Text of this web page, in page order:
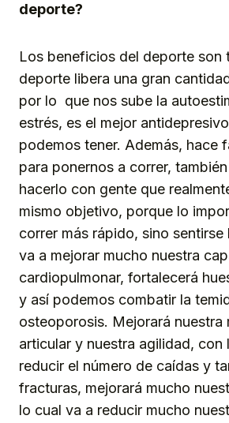
deporte?
Los beneficios del deporte son
deporte libera una gran
por lo que nos sube la
estrés, es el mejor
podemos tener. Además, hace
para ponernos a correr,
hacerlo con gente que
mismo objetivo, porque lo
correr más rápido, sino sentirse
va a mejorar mucho nuestra
cardiopulmonar, fortalecerá
y así podemos combatir la
osteoporosis. Mejorará nuestra
articular y nuestra agilidad, con
reducir el número de caídas y
fracturas, mejorará mucho
lo cual va a reducir mucho